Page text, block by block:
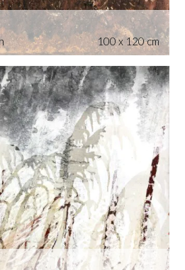
100 x 120 cm